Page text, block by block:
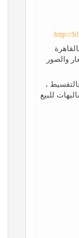
http://
والصور
،
للبيع